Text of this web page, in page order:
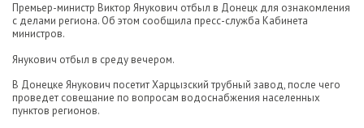
Премьер-министр Виктор Янукович отбыл в Донецк для ознакомления
с делами региона. Об этом сообщила пресс-служба Кабинета
министров.
Янукович отбыл в среду вечером.
В Донецке Янукович посетит Харцызский трубный завод, после чего
проведет совещание по вопросам водоснабжения населенных
пунктов регионов.